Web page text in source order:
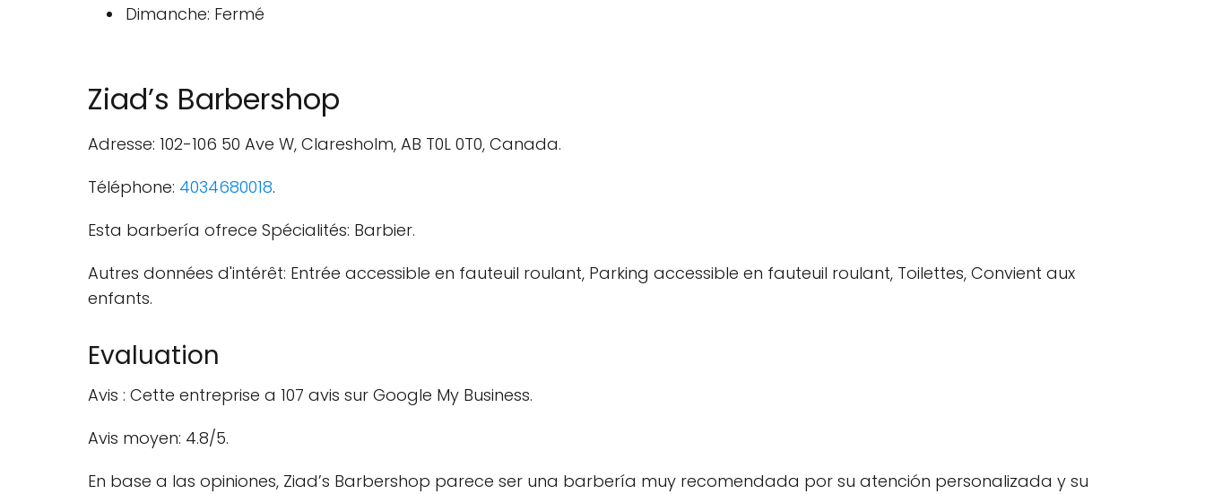
Dimanche: Fermé
Ziad’s Barbershop
Adresse: 102-106 50 Ave W, Claresholm, AB T0L 0T0, Canada.
Téléphone: 4034680018.
Esta barbería ofrece Spécialités: Barbier.
Autres données d'intérêt: Entrée accessible en fauteuil roulant, Parking accessible en fauteuil roulant, Toilettes, Convient aux
enfants.
Evaluation
Avis : Cette entreprise a 107 avis sur Google My Business.
Avis moyen: 4.8/5.
En base a las opiniones, Ziad’s Barbershop parece ser una barbería muy recomendada por su atención personalizada y su